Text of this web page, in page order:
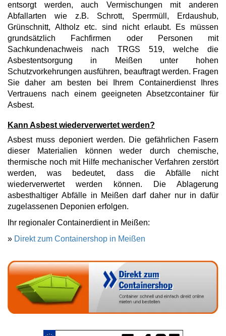
entsorgt werden, auch Vermischungen mit anderen
Abfallarten wie z.B. Schrott, Sperrmüll, Erdaushub,
Grünschnitt, Altholz etc. sind nicht erlaubt. Es müssen
grundsätzlich Fachfirmen oder Personen mit
Sachkundenachweis nach TRGS 519, welche die
Asbestentsorgung in Meißen unter hohen
Schutzvorkehrungen ausführen, beauftragt werden. Fragen
Sie daher am besten bei Ihrem Containerdienst Ihres
Vertrauens nach einem geeigneten Absetzcontainer für
Asbest.
Kann Asbest wiederverwertet werden?
Asbest muss deponiert werden. Die gefährlichen Fasern
dieser Materialien können weder durch chemische,
thermische noch mit Hilfe mechanischer Verfahren zerstört
werden, was bedeutet, dass die Abfälle nicht
wiederverwertet werden können. Die Ablagerung
asbesthaltiger Abfälle in Meißen darf daher nur in dafür
zugelassenen Deponien erfolgen.
Ihr regionaler Containerdient in Meißen:
» Direkt zum Containershop in Meißen